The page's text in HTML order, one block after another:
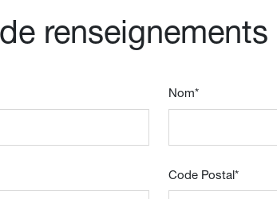
Nom*
Code Postal*